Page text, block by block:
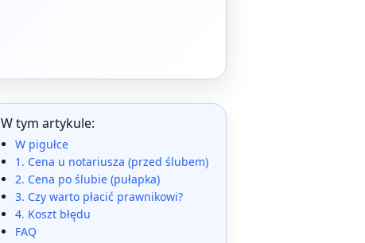
W tym artykule:
W pigułce
1. Cena u notariusza (przed ślubem)
2. Cena po ślubie (pułapka)
3. Czy warto płacić prawnikowi?
4. Koszt błędu
FAQ